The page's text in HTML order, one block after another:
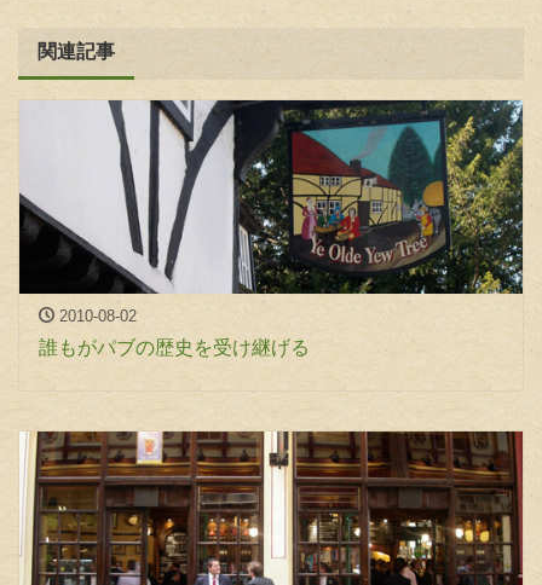
関連記事
2010-08-02
誰もがパブの歴史を受け継げる